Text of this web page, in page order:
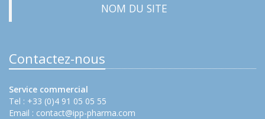
NOM DU SITE
Contactez-nous
Service commercial
Tel : +33 (0)4 91 05 05 55
Email : contact@ipp-pharma.com